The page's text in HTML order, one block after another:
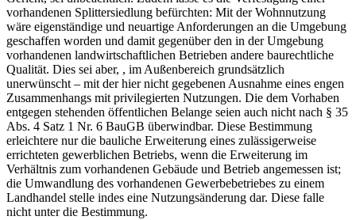
vorhandenen Splittersiedlung befürchten: Mit der Wohnnutzung
wäre eigenständige und neuartige Anforderungen an die Umgebung
geschaffen worden und damit gegenüber den in der Umgebung
vorhandenen landwirtschaftlichen Betrieben andere baurechtliche
Qualität. Dies sei aber, , im Außenbereich grundsätzlich
unerwünscht – mit der hier nicht gegebenen Ausnahme eines engen
Zusammenhangs mit privilegierten Nutzungen. Die dem Vorhaben
entgegen stehenden öffentlichen Belange seien auch nicht nach § 35
Abs. 4 Satz 1 Nr. 6 BauGB überwindbar. Diese Bestimmung
erleichtere nur die bauliche Erweiterung eines zulässigerweise
errichteten gewerblichen Betriebs, wenn die Erweiterung im
Verhältnis zum vorhandenen Gebäude und Betrieb angemessen ist;
die Umwandlung des vorhandenen Gewerbebetriebes zu einem
Landhandel stelle indes eine Nutzungsänderung dar. Diese falle
nicht unter die Bestimmung.